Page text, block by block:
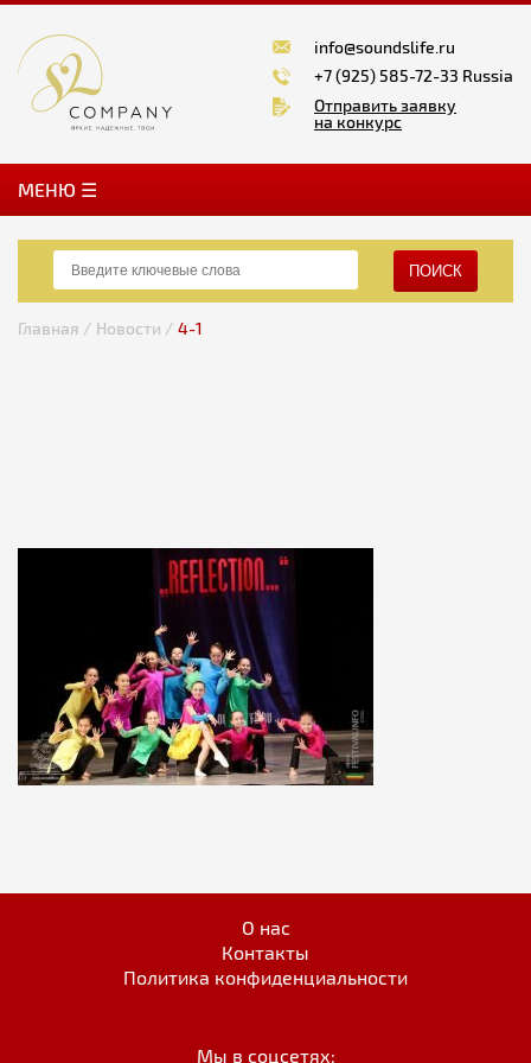
info@soundslife.ru
+7 (925) 585-72-33 Russia
Отправить заявку
на конкурс
MЕНЮ ☰
ПОИСК
Главная / Новости / 4-1
О нас
Контакты
Политика конфиденциальности
Мы в соцсетях: